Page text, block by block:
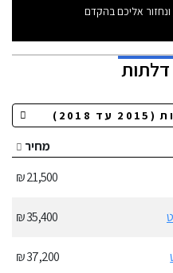
ונחזור אליכם בהקדם
מחיר
21,500 ₪
35,400 ₪
37,200 ₪